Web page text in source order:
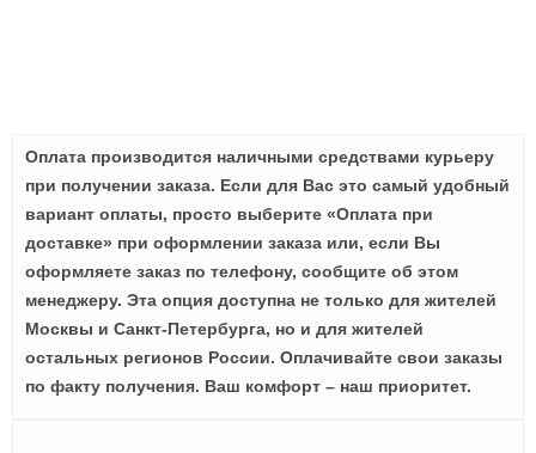
Оплата производится наличными средствами курьеру
при получении заказа. Если для Вас это самый удобный
вариант оплаты, просто выберите «Оплата при
доставке» при оформлении заказа или, если Вы
оформляете заказ по телефону, сообщите об этом
менеджеру. Эта опция доступна не только для жителей
Москвы и Санкт-Петербурга, но и для жителей
остальных регионов России. Оплачивайте свои заказы
по факту получения. Ваш комфорт – наш приоритет.